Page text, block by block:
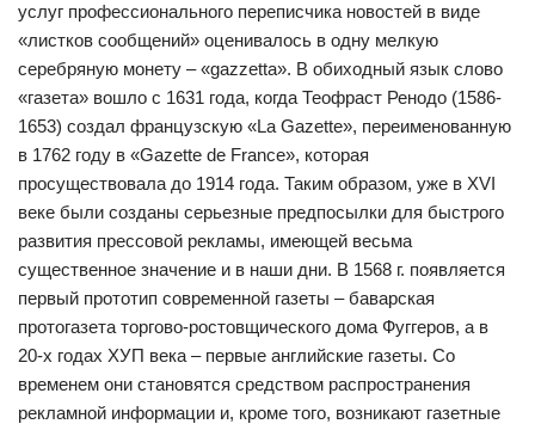
услуг профессионального переписчика новостей в виде
«листков сообщений» оценивалось в одну мелкую
серебряную монету – «gazzetta». В обиходный язык слово
«газета» вошло с 1631 года, когда Теофраст Ренодо (1586-
1653) создал французскую «La Gazette», переименованную
в 1762 году в «Gazette de France», которая
просуществовала до 1914 года. Таким образом, уже в ХVI
веке были созданы серьезные предпосылки для быстрого
развития прессовой рекламы, имеющей весьма
существенное значение и в наши дни. В 1568 г. появляется
первый прототип современной газеты – баварская
протогазета торгово-ростовщического дома Фуггеров, а в
20-х годах ХУП века – первые английские газеты. Со
временем они становятся средством распространения
рекламной информации и, кроме того, возникают газетные